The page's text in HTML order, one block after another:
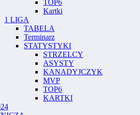
TOP6
Kartki
1 LIGA
TABELA
Terminarz
STATYSTYKI
STRZELCY
ASYSTY
KANADYJCZYK
MVP
TOP6
KARTKI